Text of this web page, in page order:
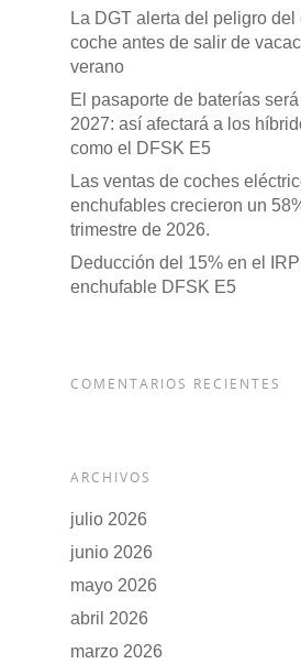
La DGT alerta del peligro del
coche antes de salir de
verano
El pasaporte de baterías
2027: así afectará a los
como el DFSK E5
Las ventas de coches
enchufables crecieron un
trimestre de 2026.
Deducción del 15% en el
enchufable DFSK E5
COMENTARIOS RECIENTES
ARCHIVOS
julio 2026
junio 2026
mayo 2026
abril 2026
marzo 2026